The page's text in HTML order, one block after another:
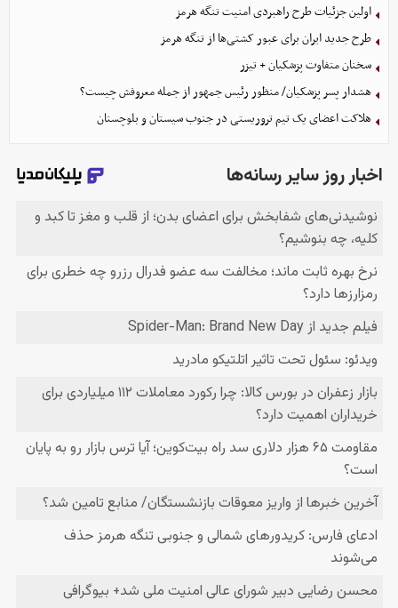
اولین جزئیات طرح راهبردی امنیت تنگه هرمز
طرح جدید ایران برای عبور کشتی‌ها از تنگه هرمز
سخنان متفاوت پزشکیان + تیزر
هشدار پسر پزشکیان/ منظور رئیس جمهور از جمله معروفش چیست؟
هلاکت اعضای یک تیم تروریستی در جنوب سیستان و بلوچستان